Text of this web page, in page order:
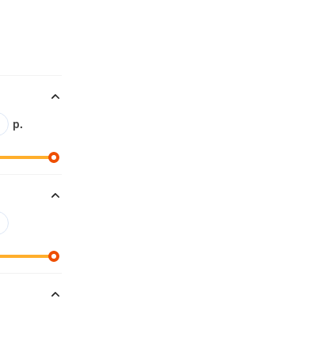
р.